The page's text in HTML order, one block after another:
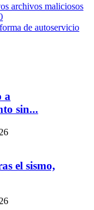
archivos maliciosos
de autoservicio
a
sin...
el sismo,